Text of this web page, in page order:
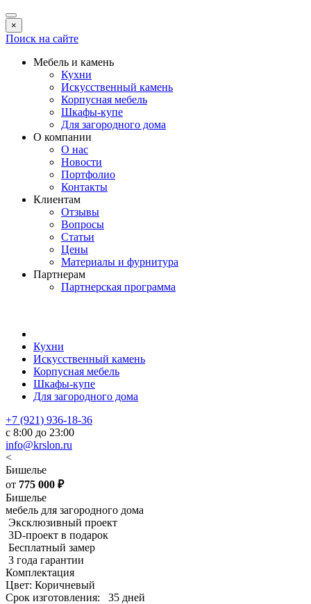
×
Поиск на сайте
Мебель и камень
Кухни
Искусственный камень
Корпусная мебель
Шкафы-купе
Для загородного дома
О компании
О нас
Новости
Портфолио
Контакты
Клиентам
Отзывы
Вопросы
Статьи
Цены
Материалы и фурнитура
Партнерам
Партнерская программа
Кухни
Искусственный камень
Корпусная мебель
Шкафы-купе
Для загородного дома
+7 (921) 936-18-36
с 8:00 до 23:00
info@krslon.ru
<
Бишелье
от 775 000 ₽
Бишелье
мебель для загородного дома
Эксклюзивный проект
3D-проект в подарок
Бесплатный замер
3 года гарантии
Комплектация
Цвет: Коричневый
Срок изготовления:
35 дней